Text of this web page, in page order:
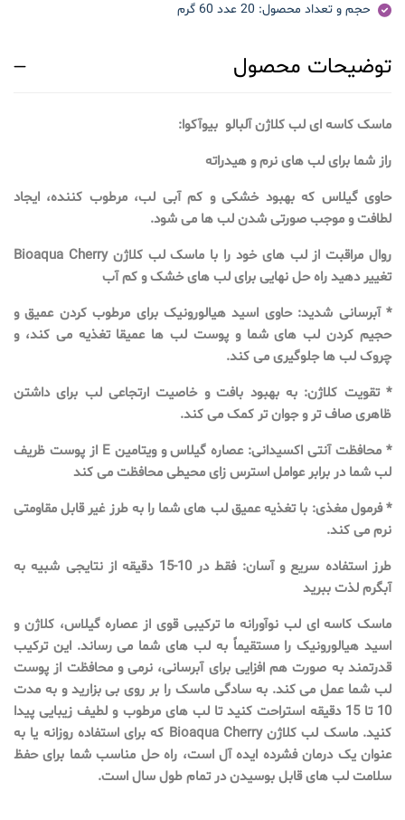
حجم و تعداد محصول:
توضیحات محصول
ماسک کاسه ای لب کلاژن آلبالو‌ بیوآکوا:
راز شما برای لب های نرم و هیدراته
حاوی گیلاس که بهبود خشکی و کم آبی لب، مرطوب کننده، ایجاد
لطافت و موجب صورتی شدن لب ها می شود.
روال مراقبت از لب های خود را با ماسک لب کلاژن Bioaqua Cherry
تغییر دهید راه حل نهایی برای لب های خشک و کم آب
* آبرسانی شدید: حاوی اسید هیالورونیک برای مرطوب کردن عمیق و
حجیم کردن لب های شما و پوست لب ها عمیقا تغذیه می کند، و
چروک لب ها جلوگیری می کند.
* تقویت کلاژن: به بهبود بافت و خاصیت ارتجاعی لب برای داشتن
ظاهری صاف تر و جوان تر کمک می کند.
* محافظت آنتی اکسیدانی: عصاره گیلاس و ویتامین E از پوست ظریف
لب شما در برابر عوامل استرس زای محیطی محافظت می کند
* فرمول مغذی: با تغذیه عمیق لب های شما را به طرز غیر قابل مقاومتی
نرم می کند.
طرز استفاده سریع و آسان: فقط در 10-15 دقیقه از نتایجی شبیه به
آبگرم لذت ببرید
ماسک کاسه ای لب نوآورانه ما ترکیبی قوی از عصاره گیلاس، کلاژن و
اسید هیالورونیک را مستقیماً به لب های شما می رساند. این ترکیب
قدرتمند به صورت هم افزایی برای آبرسانی، نرمی و محافظت از پوست
لب شما عمل می کند. به سادگی ماسک را بر روی بی بزارید و به مدت
10 تا 15 دقیقه استراحت کنید تا لب های مرطوب و لطیف زیبایی پیدا
کنید. ماسک لب کلاژن Bioaqua Cherry که برای استفاده روزانه یا به
عنوان یک درمان فشرده ایده آل است، راه حل مناسب شما برای حفظ
سلامت لب های قابل بوسیدن در تمام طول سال است.